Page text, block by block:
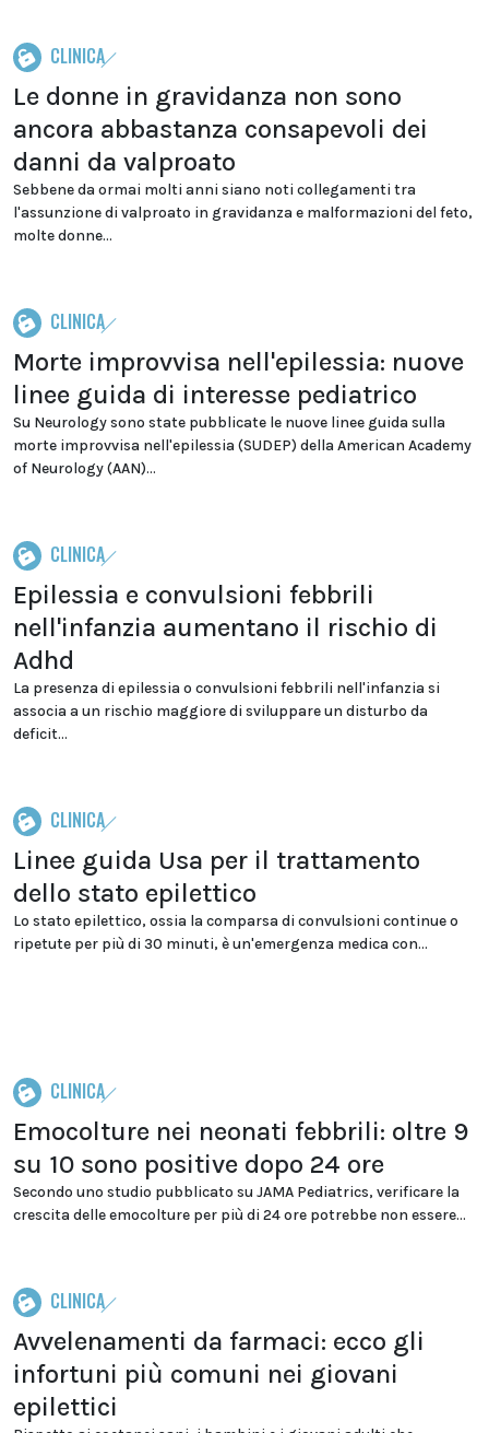
CLINICA
Le donne in gravidanza non sono
ancora abbastanza consapevoli dei
danni da valproato
Sebbene da ormai molti anni siano noti collegamenti tra
l'assunzione di valproato in gravidanza e malformazioni del feto,
molte donne...
CLINICA
Morte improvvisa nell'epilessia: nuove
linee guida di interesse pediatrico
Su Neurology sono state pubblicate le nuove linee guida sulla
morte improvvisa nell'epilessia (SUDEP) della American Academy
of Neurology (AAN)...
CLINICA
Epilessia e convulsioni febbrili
nell'infanzia aumentano il rischio di
Adhd
La presenza di epilessia o convulsioni febbrili nell'infanzia si
associa a un rischio maggiore di sviluppare un disturbo da
deficit...
CLINICA
Linee guida Usa per il trattamento
dello stato epilettico
Lo stato epilettico, ossia la comparsa di convulsioni continue o
ripetute per più di 30 minuti, è un'emergenza medica con...
CLINICA
Emocolture nei neonati febbrili: oltre 9
su 10 sono positive dopo 24 ore
Secondo uno studio pubblicato su JAMA Pediatrics, verificare la
crescita delle emocolture per più di 24 ore potrebbe non essere...
CLINICA
Avvelenamenti da farmaci: ecco gli
infortuni più comuni nei giovani
epilettici